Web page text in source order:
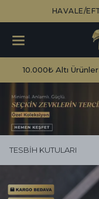
10.000₺ Altı
TESBİH KUTULARI